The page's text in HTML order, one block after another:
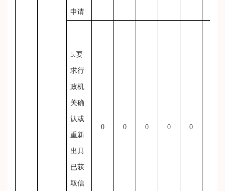
申请
5.要
求行
政机
关确
认或
重新
出具
已获
取信
0 0 0 0 0